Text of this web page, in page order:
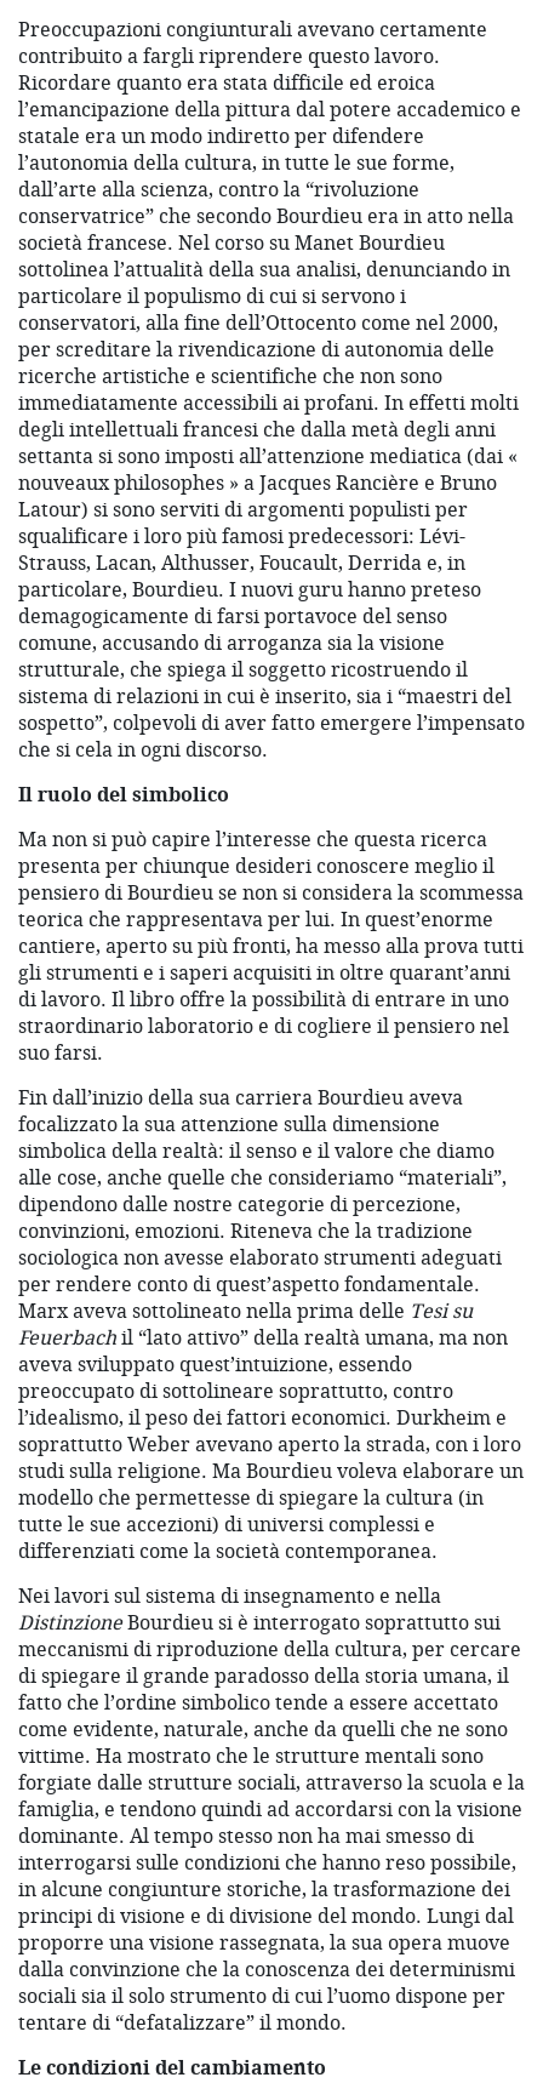
Preoccupazioni congiunturali avevano certamente
contribuito a fargli riprendere questo lavoro.
Ricordare quanto era stata difficile ed eroica
l’emancipazione della pittura dal potere accademico e
statale era un modo indiretto per difendere
l’autonomia della cultura, in tutte le sue forme,
dall’arte alla scienza, contro la “rivoluzione
conservatrice” che secondo Bourdieu era in atto nella
società francese. Nel corso su Manet Bourdieu
sottolinea l’attualità della sua analisi, denunciando in
particolare il populismo di cui si servono i
conservatori, alla fine dell’Ottocento come nel 2000,
per screditare la rivendicazione di autonomia delle
ricerche artistiche e scientifiche che non sono
immediatamente accessibili ai profani. In effetti molti
degli intellettuali francesi che dalla metà degli anni
settanta si sono imposti all’attenzione mediatica (dai «
nouveaux philosophes » a Jacques Rancière e Bruno
Latour) si sono serviti di argomenti populisti per
squalificare i loro più famosi predecessori: Lévi-
Strauss, Lacan, Althusser, Foucault, Derrida e, in
particolare, Bourdieu. I nuovi guru hanno preteso
demagogicamente di farsi portavoce del senso
comune, accusando di arroganza sia la visione
strutturale, che spiega il soggetto ricostruendo il
sistema di relazioni in cui è inserito, sia i “maestri del
sospetto”, colpevoli di aver fatto emergere l’impensato
che si cela in ogni discorso.
Il ruolo del simbolico
Ma non si può capire l’interesse che questa ricerca
presenta per chiunque desideri conoscere meglio il
pensiero di Bourdieu se non si considera la scommessa
teorica che rappresentava per lui. In quest’enorme
cantiere, aperto su più fronti, ha messo alla prova tutti
gli strumenti e i saperi acquisiti in oltre quarant’anni
di lavoro. Il libro offre la possibilità di entrare in uno
straordinario laboratorio e di cogliere il pensiero nel
suo farsi.
Fin dall’inizio della sua carriera Bourdieu aveva
focalizzato la sua attenzione sulla dimensione
simbolica della realtà: il senso e il valore che diamo
alle cose, anche quelle che consideriamo “materiali”,
dipendono dalle nostre categorie di percezione,
convinzioni, emozioni. Riteneva che la tradizione
sociologica non avesse elaborato strumenti adeguati
per rendere conto di quest’aspetto fondamentale.
Marx aveva sottolineato nella prima delle Tesi su
Feuerbachil “lato attivo” della realtà umana, ma non
aveva sviluppato quest’intuizione, essendo
preoccupato di sottolineare soprattutto, contro
l’idealismo, il peso dei fattori economici. Durkheim e
soprattutto Weber avevano aperto la strada, con i loro
studi sulla religione. Ma Bourdieu voleva elaborare un
modello che permettesse di spiegare la cultura (in
tutte le sue accezioni) di universi complessi e
differenziati come la società contemporanea.
Nei lavori sul sistema di insegnamento e nella
DistinzioneBourdieu si è interrogato soprattutto sui
meccanismi di riproduzione della cultura, per cercare
di spiegare il grande paradosso della storia umana, il
fatto che l’ordine simbolico tende a essere accettato
come evidente, naturale, anche da quelli che ne sono
vittime. Ha mostrato che le strutture mentali sono
forgiate dalle strutture sociali, attraverso la scuola e la
famiglia, e tendono quindi ad accordarsi con la visione
dominante. Al tempo stesso non ha mai smesso di
interrogarsi sulle condizioni che hanno reso possibile,
in alcune congiunture storiche, la trasformazione dei
principi di visione e di divisione del mondo. Lungi dal
proporre una visione rassegnata, la sua opera muove
dalla convinzione che la conoscenza dei determinismi
sociali sia il solo strumento di cui l’uomo dispone per
tentare di “defatalizzare” il mondo.
Le condizioni del cambiamento